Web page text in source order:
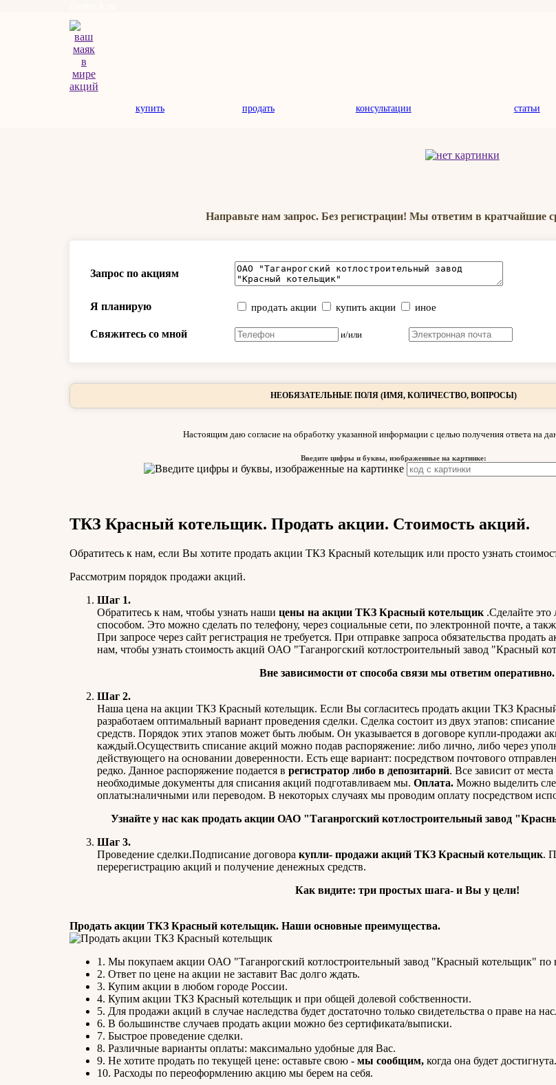
купить продать консультации статьи
Направьте нам запрос. Без регистрации! Мы ответим в кратчайшие
Запрос по акциям
Я планирую продать акции купить акции иное
Свяжитесь со мной и/или
НЕОБЯЗАТЕЛЬНЫЕ ПОЛЯ (ИМЯ, КОЛИЧЕСТВО, ВОПРОСЫ)
Настоящим даю согласие на обработку указанной информации с целью получения ответа на
Введите цифры и буквы, изображенные на картинке:
ТКЗ Красный котельщик. Продать акции. Стоимость акций.
Обратитесь к нам, если Вы хотите продать акции ТКЗ Красный котельщик или просто узнать
Рассмотрим порядок продажи акций.
Шаг 1.
Обратитесь к нам, чтобы узнать наши цены на акции ТКЗ Красный котельщик .Сделайте
способом. Это можно сделать по телефону, через социальные сети, по электронной почте, а
При запросе через сайт регистрация не требуется. При отправке запроса обязательства продать
нам, чтобы узнать стоимость акций ОАО "Таганрогский котлостроительный завод "Красный
Вне зависимости от способа связи мы ответим оперативно.
Шаг 2.
Наша цена на акции ТКЗ Красный котельщик. Если Вы согласитесь продать акции ТКЗ
разработаем оптимальный вариант проведения сделки. Сделка состоит из двух этапов:
средств. Порядок этих этапов может быть любым. Он указывается в договоре купли-продажи
каждый.Осуществить списание акций можно подав распоряжение: либо лично, либо через
действующего на основании доверенности. Есть еще вариант: посредством почтового
редко. Данное распоряжение подается в регистратор либо в депозитарий. Все зависит от
необходимые документы для списания акций подготавливаем мы. Оплата. Можно выделить
оплаты:наличными или переводом. В некоторых случаях мы проводим оплату посредством
Узнайте у нас как продать акции ОАО "Таганрогский котлостроительный завод
Шаг 3.
Проведение сделки.Подписание договора купли- продажи акций ТКЗ Красный котельщик.
перерегистрацию акций и получение денежных средств.
Как видите: три простых шага- и Вы у цели!
Продать акции ТКЗ Красный котельщик. Наши основные преимущества.
1. Мы покупаем акции ОАО "Таганрогский котлостроительный завод "Красный котельщик" по
2. Ответ по цене на акции не заставит Вас долго ждать.
3. Купим акции в любом городе России.
4. Купим акции ТКЗ Красный котельщик и при общей долевой собственности.
5. Для продажи акций в случае наследства будет достаточно только свидетельства о праве на
6. В большинстве случаев продать акции можно без сертификата/выписки.
7. Быстрое проведение сделки.
8. Различные варианты оплаты: максимально удобные для Вас.
9. Не хотите продать по текущей цене: оставьте свою - мы сообщим,когда она будет достигнута.
10. Расходы по переоформлению акцию мы берем на себя.